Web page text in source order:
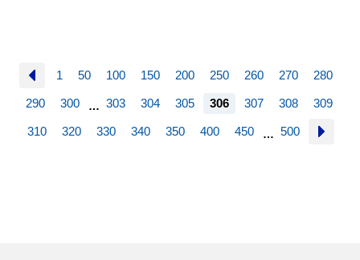
1 50 100 150 200 250 260 270 280
290 300 … 303 304 305 306 307 308 309
310 320 330 340 350 400 450 … 500